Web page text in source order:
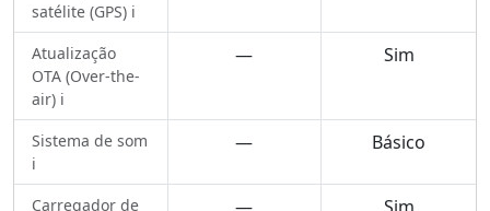
satélite (GPS) ℹ️
Atualização
OTA (Over-the-
air) ℹ️
— Sim
Sistema de som
ℹ️
— Básico
Carregador de